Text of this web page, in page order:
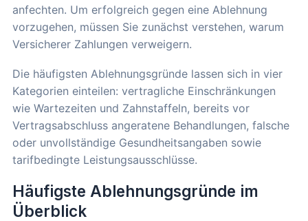
anfechten. Um erfolgreich gegen eine Ablehnung
vorzugehen, müssen Sie zunächst verstehen, warum
Versicherer Zahlungen verweigern.
Die häufigsten Ablehnungsgründe lassen sich in vier
Kategorien einteilen: vertragliche Einschränkungen
wie Wartezeiten und Zahnstaffeln, bereits vor
Vertragsabschluss angeratene Behandlungen, falsche
oder unvollständige Gesundheitsangaben sowie
tarifbedingte Leistungsausschlüsse.
Häufigste Ablehnungsgründe im
Überblick